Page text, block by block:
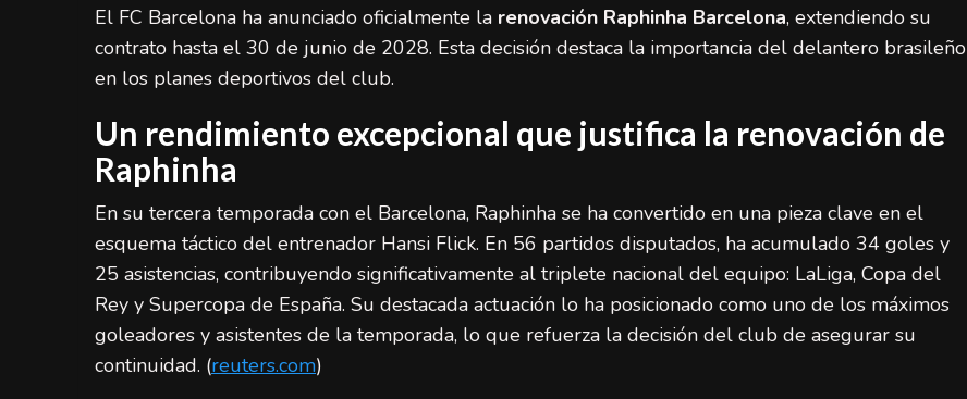
El FC Barcelona ha anunciado oficialmente la renovación Raphinha Barcelona, extendiendo su
contrato hasta el 30 de junio de 2028. Esta decisión destaca la importancia del delantero brasileño
en los planes deportivos del club.
Un rendimiento excepcional que justifica la renovación de
Raphinha
En su tercera temporada con el Barcelona, Raphinha se ha convertido en una pieza clave en el
esquema táctico del entrenador Hansi Flick. En 56 partidos disputados, ha acumulado 34 goles y
25 asistencias, contribuyendo significativamente al triplete nacional del equipo: LaLiga, Copa del
Rey y Supercopa de España. Su destacada actuación lo ha posicionado como uno de los máximos
goleadores y asistentes de la temporada, lo que refuerza la decisión del club de asegurar su
continuidad. (reuters.com)